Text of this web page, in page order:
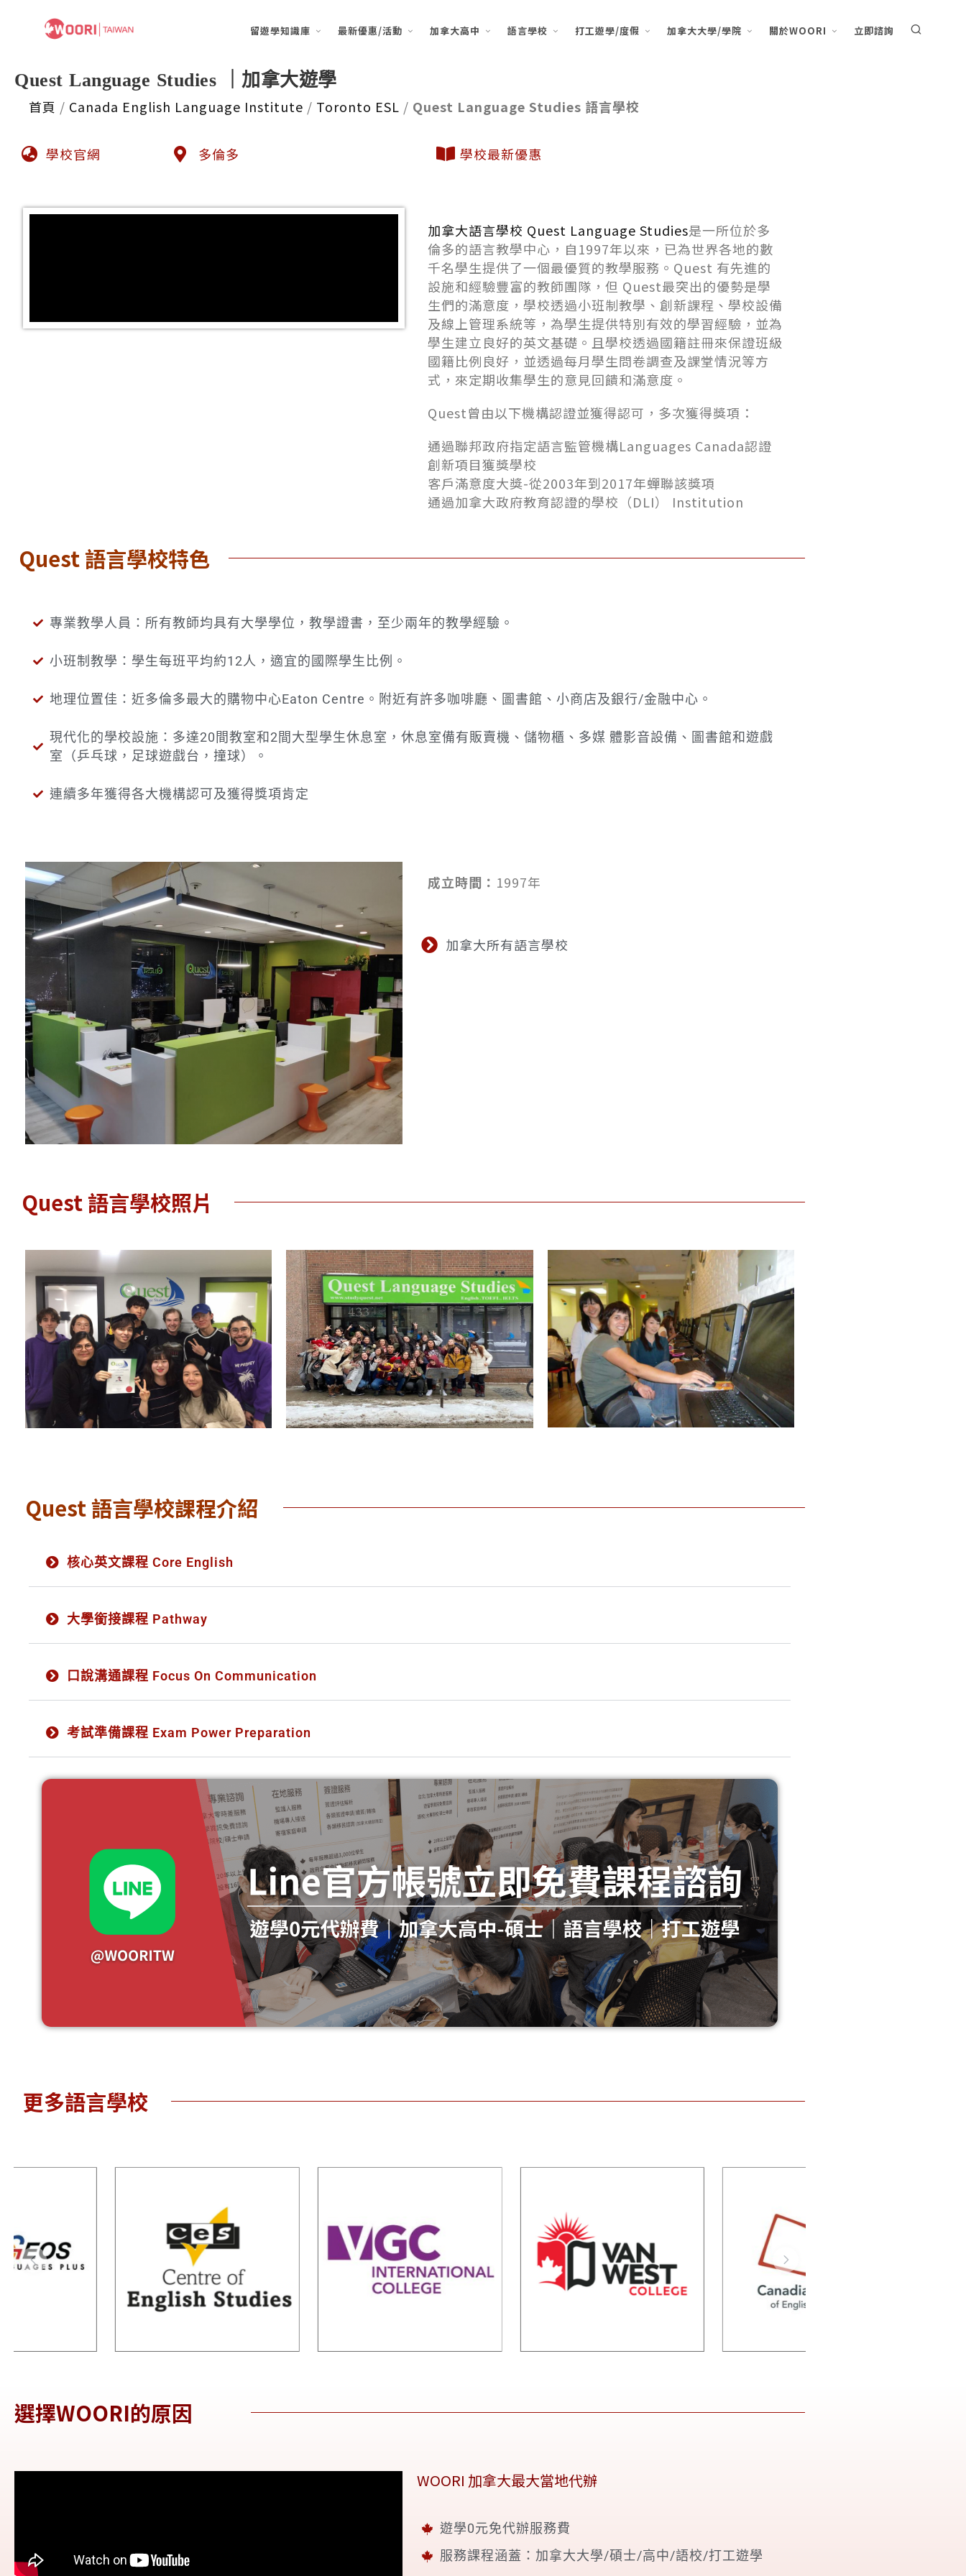
留遊學知識庫 最新優惠/活動 加拿大高中 語言學校 打工遊學/度假 加拿大大學/學院 關於WOORI 立即諮詢
Quest Language Studies ｜加拿大遊學
首頁 / Canada English Language Institute / Toronto ESL / Quest Language Studies 語言學校
學校官網 多倫多 學校最新優惠
加拿大語言學校 Quest Language Studies是一所位於多
倫多的語言教學中心，自1997年以來，已為世界各地的數
千名學生提供了一個最優質的教學服務。Quest 有先進的
設施和經驗豐富的教師團隊，但 Quest最突出的優勢是學
生們的滿意度，學校透過小班制教學、創新課程、學校設備
及線上管理系統等，為學生提供特別有效的學習經驗，並為
學生建立良好的英文基礎。且學校透過國籍註冊來保證班級
國籍比例良好，並透過每月學生問卷調查及課堂情況等方
式，來定期收集學生的意見回饋和滿意度。
Quest曾由以下機構認證並獲得認可，多次獲得獎項：
通過聯邦政府指定語言監管機構Languages Canada認證
創新項目獲獎學校
客戶滿意度大獎-從2003年到2017年蟬聯該獎項
通過加拿大政府教育認證的學校（DLI） Institution
Quest 語言學校特色
專業教學人員：所有教師均具有大學學位，教學證書，至少兩年的教學經驗。
小班制教學：學生每班平均約12人，適宜的國際學生比例。
地理位置佳：近多倫多最大的購物中心Eaton Centre。附近有許多咖啡廳、圖書館、小商店及銀行/金融中心。
現代化的學校設施：多達20間教室和2間大型學生休息室，休息室備有販賣機、儲物櫃、多媒 體影音設備、圖書館和遊戲
室（乒乓球，足球遊戲台，撞球）。
連續多年獲得各大機構認可及獲得獎項肯定
成立時間： 1997年
加拿大所有語言學校
Quest 語言學校照片
Quest 語言學校課程介紹
核心英文課程 Core English
大學銜接課程 Pathway
口說溝通課程 Focus On Communication
考試準備課程 Exam Power Preparation
更多語言學校
喬治亞學院
Canadian
Language CCEL
語言學校
選擇WOORI的原因
WOORI 加拿大最大當地代辦
遊學0元免代辦服務費
服務課程涵蓋：加拿大大學/碩士/高中/語校/打工遊學